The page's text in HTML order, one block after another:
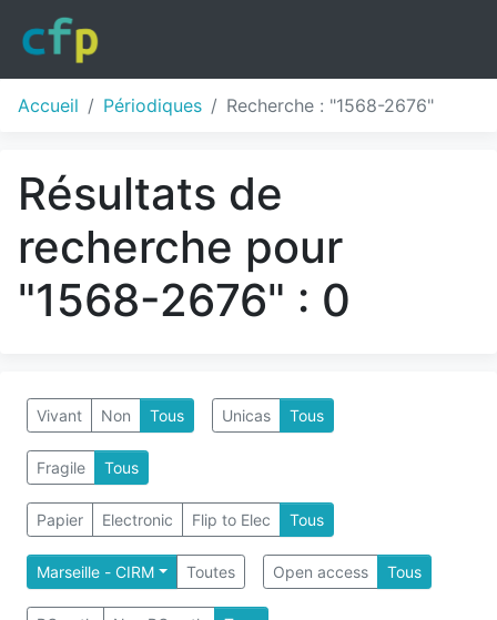
Accueil Périodiques Recherche : "1568-2676"
Résultats de
recherche pour
"1568-2676" : 0
Vivant Non Tous Unicas Tous
Fragile Tous
Papier Electronic Flip to Elec Tous
Marseille - CIRM Toutes Open access Tous